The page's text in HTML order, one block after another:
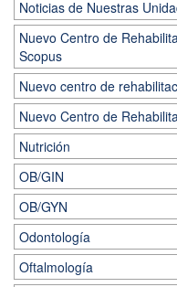
Noticias de Nuestras
Nuevo Centro de
Scopus
Nuevo centro de
Nuevo Centro de
Nutrición
OB/GIN
OB/GYN
Odontología
Oftalmología